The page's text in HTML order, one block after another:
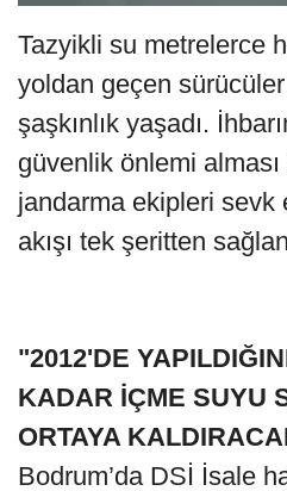
Tazyikli su metrelerce
yoldan geçen
şaşkınlık yaşadı.
güvenlik önlemi
jandarma ekipleri sevk
akışı tek şeritten